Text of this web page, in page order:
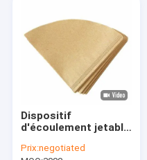
Dispositif
d'écoulement jetable
de forme de v de
Prix:negotiated